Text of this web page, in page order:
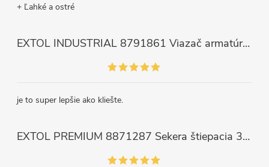
+ Ľahké a ostré
EXTOL INDUSTRIAL 8791861 Viazač armatúr aku Share20V, bez aku, drôt 0,8mm, oko 8-34mm, bezuhlíkový motor
je to super lepšie ako kliešte.
EXTOL PREMIUM 8871287 Sekera štiepacia 3500g, nylónová násada 910mm